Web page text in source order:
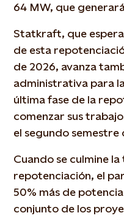
64 MW, que
Statkraft, que
de esta
de 2026, avanza
administrativa para
última fase de la
comenzar sus
el segundo semestre
Cuando se culmine
repotenciación, el
50% más de
conjunto de los